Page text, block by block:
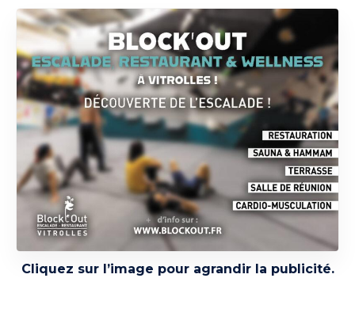
Cliquez sur l’image pour agrandir la publicité.